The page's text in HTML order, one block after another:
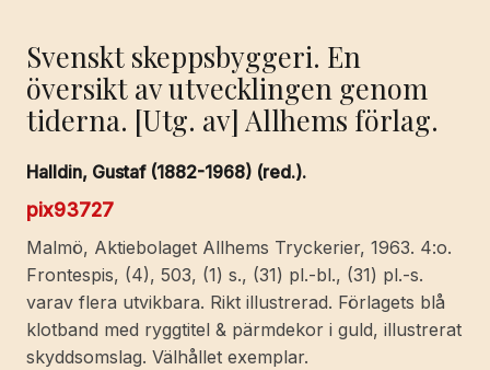
Svenskt skeppsbyggeri. En
översikt av utvecklingen genom
tiderna. [Utg. av] Allhems förlag.
Halldin, Gustaf (1882-1968) (red.).
pix93727
Malmö, Aktiebolaget Allhems Tryckerier, 1963. 4:o.
Frontespis, (4), 503, (1) s., (31) pl.-bl., (31) pl.-s.
varav flera utvikbara. Rikt illustrerad. Förlagets blå
klotband med ryggtitel & pärmdekor i guld, illustrerat
skyddsomslag. Välhållet exemplar.